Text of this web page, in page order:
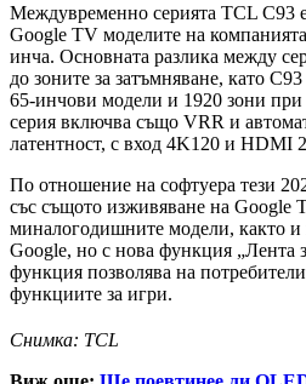
Междувременно серията TCL C93
Google TV моделите на
инча. Основната разлика между
до зоните за затъмняване, като
65-инчови модели и 1920 зони
серия включва също VRR и
латентност, с вход 4K120 и HDMI
По отношение на софтуера тези
със същото изживяване на Google
миналогодишните модели, както и
Google, но с нова функция „Лента
функция позволява на
функциите за игри.
Снимка: TCL